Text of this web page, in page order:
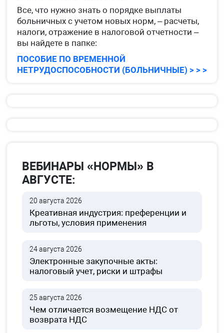
Все, что нужно знать о порядке выплаты
больничных с учетом новых норм, – расчеты,
налоги, отражение в налоговой отчетности –
вы найдете в папке:
ПОСОБИЕ ПО ВРЕМЕННОЙ
НЕТРУДОСПОСОБНОСТИ (БОЛЬНИЧНЫЕ) > > >
ВЕБИНАРЫ «НОРМЫ» В
АВГУСТЕ:
20 августа 2026
Креативная индустрия: преференции и
льготы, условия применения
24 августа 2026
Электронные закупочные акты:
налоговый учет, риски и штрафы
25 августа 2026
Чем отличается возмещение НДС от
возврата НДС